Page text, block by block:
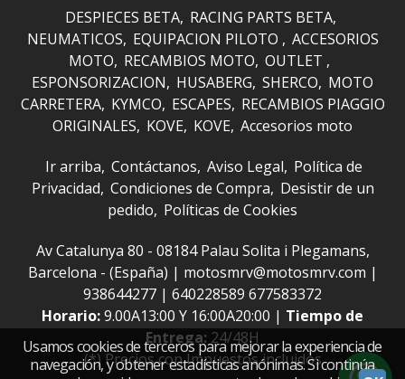
DESPIECES BETA RACING PARTS BETA
NEUMATICOS EQUIPACION PILOTO
ACCESORIOS
MOTO RECAMBIOS MOTO OUTLET
ESPONSORIZACION
HUSABERG SHERCO MOTO
CARRETERA KYMCO ESCAPES RECAMBIOS PIAGGIO
ORIGINALES KOVE KOVE Accesorios moto
Ir arriba Contáctanos Aviso Legal Política de
Privacidad Condiciones de Compra Desistir de un
pedido Políticas de Cookies
Av Catalunya 80 - 08184 Palau Solita i Plegamans,
Barcelona - (España) | motosmrv@motosmrv.com |
938644277 | 640228589 677583372
Horario:9.00A13:00 Y 16:00A20:00 | Tiempo de
Entrega: 24/48H
(*) Precios con Impuestos incluidos
Usamos cookies de terceros para mejorar la experiencia de
navegación, y obtener estadísticas anónimas. Si continúa